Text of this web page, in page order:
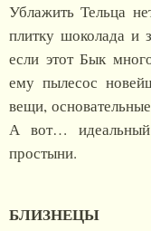
Ублажить Тельца
плитку шоколада и
если этот Бык
ему пылесос
вещи,
А вот… идеальный
простыни.
БЛИЗНЕЦЫ